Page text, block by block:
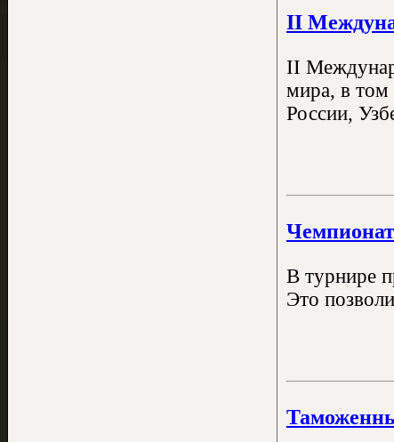
II
II
мира, в том
России,
В турнире
Это